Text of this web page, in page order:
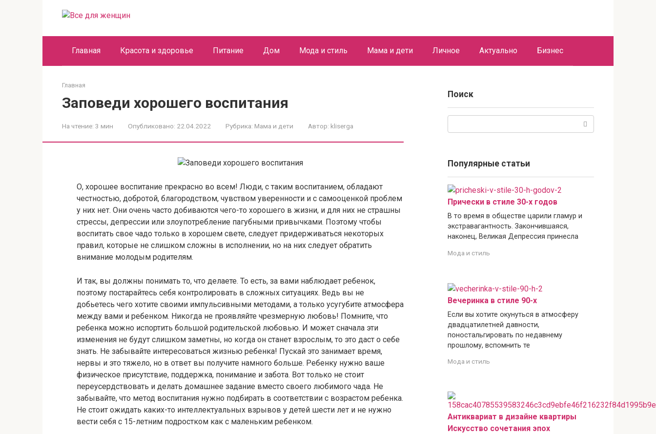
Главная Красота и здоровье Питание Дом Мода и стиль Мама и дети Личное Актуально Бизнес
Главная
Заповеди хорошего воспитания
На чтение: 3 мин Опубликовано: 22.04.2022 Рубрика: Мама и дети Автор: kliserga
О, хорошее воспитание прекрасно во всем! Люди, с таким воспитанием, обладают
честностью, добротой, благородством, чувством уверенности и с самооценкой проблем
у них нет. Они очень часто добиваются чего-то хорошего в жизни, и для них не страшны
стрессы, депрессии или злоупотребление пагубными привычками. Поэтому чтобы
воспитать свое чадо только в хорошем свете, следует придерживаться некоторых
правил, которые не слишком сложны в исполнении, но на них следует обратить
внимание молодым родителям.
И так, вы должны понимать то, что делаете. То есть, за вами наблюдает ребенок,
поэтому постарайтесь себя контролировать в сложных ситуациях. Ведь вы не
добьетесь чего хотите своими импульсивными методами, а только усугубите атмосфера
между вами и ребенком. Никогда не проявляйте чрезмерную любовь! Помните, что
ребенка можно испортить большой родительской любовью. И может сначала эти
изменения не будут слишком заметны, но когда он станет взрослым, то это даст о себе
знать. Не забывайте интересоваться жизнью ребенка! Пускай это занимает время,
нервы и это тяжело, но в ответ вы получите намного больше. Ребенку нужно ваше
физическое присутствие, поддержка, понимание и забота. Вот только не стоит
переусердствовать и делать домашнее задание вместо своего любимого чада. Не
забывайте, что метод воспитания нужно подбирать в соответствии с возрастом ребенка.
Не стоит ожидать каких-то интеллектуальных взрывов у детей шести лет и не нужно
вести себя с 15-летним подростком как с маленьким ребенком.
Поиск
Популярные статьи
Прически в стиле 30-х годов
В то время в обществе царили гламур и
экстравагантность. Закончившаяся,
наконец, Великая Депрессия принесла
Мода и стиль
Вечеринка в стиле 90-х
Если вы хотите окунуться в атмосферу
двадцатилетней давности,
поностальгировать по недавнему
прошлому, вспомнить те
Мода и стиль
Антиквариат в дизайне квартиры
Искусство сочетания эпох